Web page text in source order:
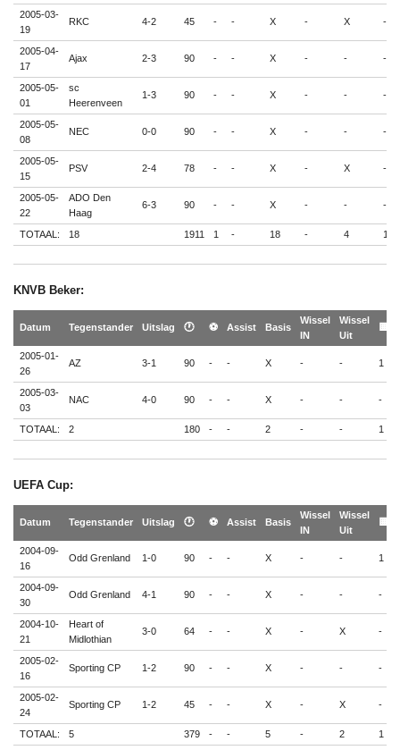
2005-03-
19
RKC 4-2 45 - - X - X -
2005-04-
17
Ajax 2-3 90 - - X - - -
2005-05-
01
sc
Heerenveen
1-3 90 - - X - - -
2005-05-
08
NEC 0-0 90 - - X - - -
2005-05-
15
PSV 2-4 78 - - X - X -
2005-05-
22
ADO Den
Haag
6-3 90 - - X - - -
TOTAAL: 18 1911 1 - 18 - 4 1
KNVB Beker:
Datum Tegenstander Uitslag 🕐 ⚽ Assist Basis
Wissel
IN
Wissel
Uit
🟨
2005-01-
26
AZ 3-1 90 - - X - - 1
2005-03-
03
NAC 4-0 90 - - X - - -
TOTAAL: 2 180 - - 2 - - 1
UEFA Cup:
Datum Tegenstander Uitslag 🕐 ⚽ Assist Basis
Wissel
IN
Wissel
Uit
🟨
2004-09-
16
Odd Grenland 1-0 90 - - X - - 1
2004-09-
30
Odd Grenland 4-1 90 - - X - - -
2004-10-
21
Heart of
Midlothian
3-0 64 - - X - X -
2005-02-
16
Sporting CP 1-2 90 - - X - - -
2005-02-
24
Sporting CP 1-2 45 - - X - X -
TOTAAL: 5 379 - - 5 - 2 1